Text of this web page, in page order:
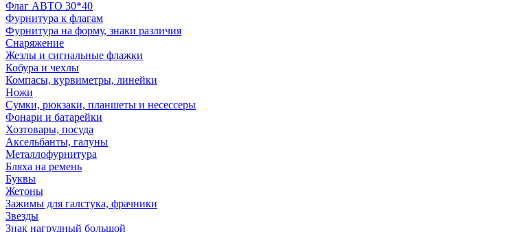
Флаг АВТО 30*40
Фурнитура к флагам
Фурнитура на форму, знаки различия
Снаряжение
Жезлы и сигнальные флажки
Кобура и чехлы
Компасы, курвиметры, линейки
Ножи
Сумки, рюкзаки, планшеты и несессеры
Фонари и батарейки
Хозтовары, посуда
Аксельбанты, галуны
Металлофурнитура
Бляха на ремень
Буквы
Жетоны
Зажимы для галстука, фрачники
Звезды
Знак нагрудный большой